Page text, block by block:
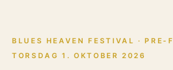
BLUES HEAVEN FESTIVAL · PRE-
TORSDAG 1. OKTOBER 2026